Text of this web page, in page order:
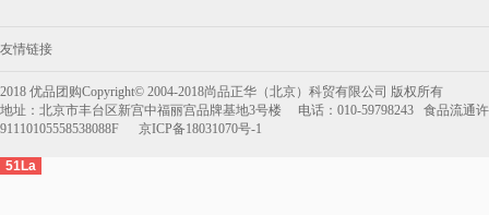
8.宫颐府粽子礼盒—粽情江南
1800g(清真）
10.月盛斋粽子—粽福粽子礼盒
友情链接
2018 优品团购Copyright© 2004-2018尚品正华（北京）科贸有限公司 版权所有
地址：北京市丰台区新宫中福丽宫品牌基地3号楼 电话：010-59798243 食品流通
91110105558538088F 京ICP备18031070号-1
51La